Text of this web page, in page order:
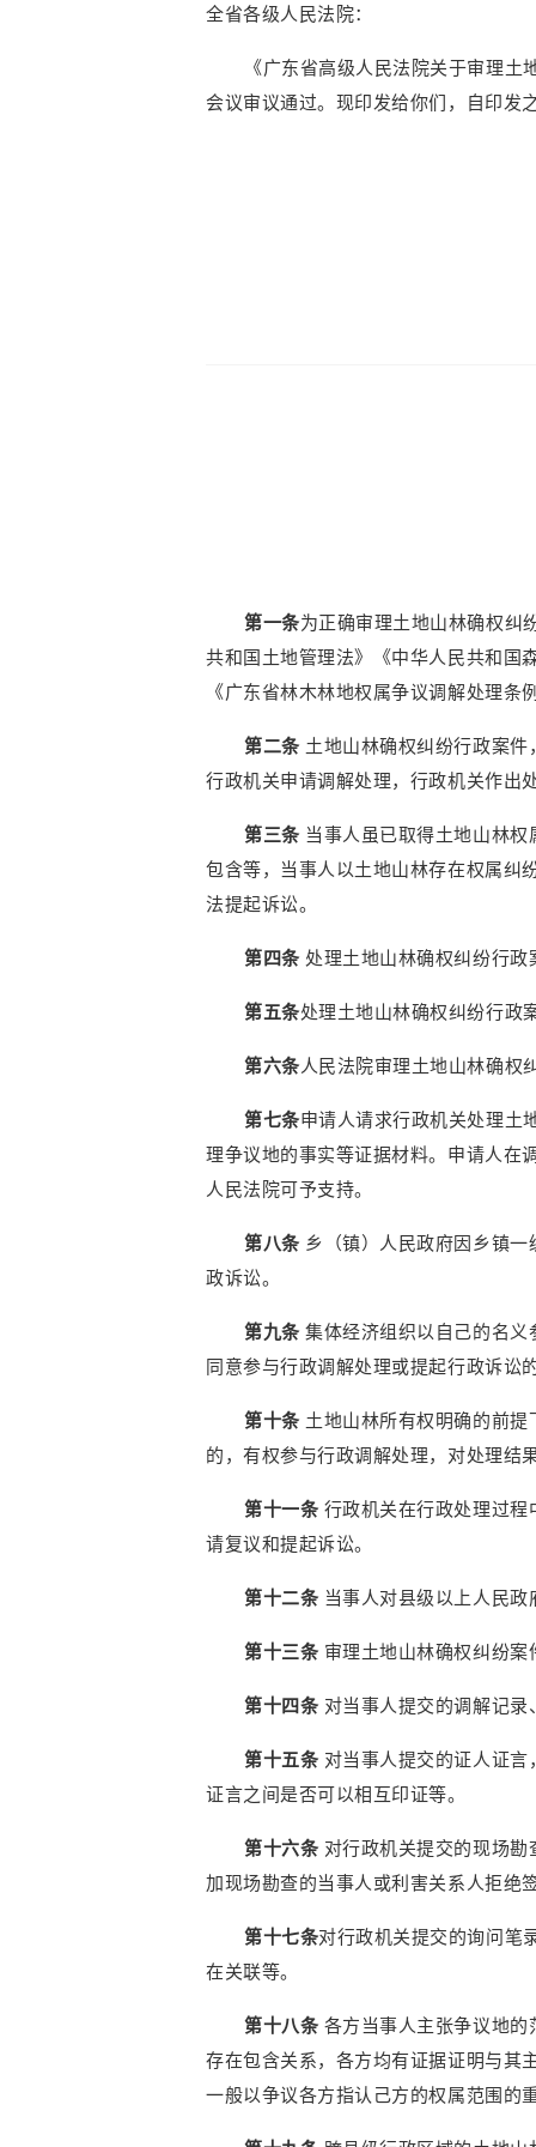
全省各级人民法院：
《广东省高级人民法院关于审理
会议审议通过。现印发给你们，自印发
第一条为正确审理土地山林确权纠
共和国土地管理法》《中华人民共和国
《广东省林木林地权属争议调解处理
第二条 土地山林确权纠纷行政案
行政机关申请调解处理，行政机关作出
第三条 当事人虽已取得土地山林
包含等，当事人以土地山林存在权属纠
法提起诉讼。
第四条 处理土地山林确权纠纷行
第五条处理土地山林确权纠纷行政
第六条人民法院审理土地山林确权
第七条申请人请求行政机关处理土
理争议地的事实等证据材料。申请人在
人民法院可予支持。
第八条 乡（镇）人民政府因乡镇
政诉讼。
第九条集体经济组织以自己的名
同意参与行政调解处理或提起行政诉讼
第十条 土地山林所有权明确的前
的，有权参与行政调解处理，对处理结
第十一条 行政机关在行政处理过
请复议和提起诉讼。
第十二条 当事人对县级以上人民
第十三条 审理土地山林确权纠纷
第十四条 对当事人提交的调解记
第十五条 对当事人提交的证人证
证言之间是否可以相互印证等。
第十六条 对行政机关提交的现场
加现场勘查的当事人或利害关系人拒绝
第十七条对行政机关提交的询问笔
在关联等。
第十八条 各方当事人主张争议地
存在包含关系，各方均有证据证明与其
一般以争议各方指认己方的权属范围的